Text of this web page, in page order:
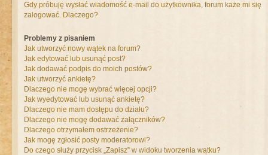
Gdy próbuję wysłać wiadomość e-mail do użytkownika, forum każe mi się
zalogować. Dlaczego?
Problemy z pisaniem
Jak utworzyć nowy wątek na forum?
Jak edytować lub usunąć post?
Jak dodawać podpis do moich postów?
Jak utworzyć ankietę?
Dlaczego nie mogę wybrać więcej opcji?
Jak wyedytować lub usunąć ankietę?
Dlaczego nie mam dostępu do działu?
Dlaczego nie mogę dodawać załączników?
Dlaczego otrzymałem ostrzeżenie?
Jak mogę zgłosić posty moderatorowi?
Do czego służy przycisk „Zapisz” w widoku tworzenia wątku?